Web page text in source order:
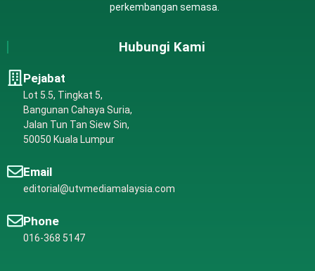
perkembangan semasa.
Hubungi Kami
Pejabat
Lot 5.5, Tingkat 5,
Bangunan Cahaya Suria,
Jalan Tun Tan Siew Sin,
50050 Kuala Lumpur
Email
editorial@utvmediamalaysia.com
Phone
016-368 5147